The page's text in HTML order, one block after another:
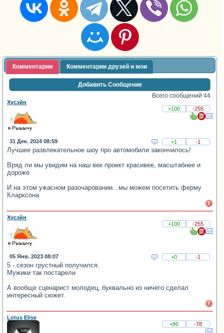
Комментарии Комментарии друзей и мои
Добавить Сообщение
Всего сообщений 44
Хусэйн
+100
-255
31 Дек. 2024 08:59 +1 -1
Лучшее развлекательное шоу про автомобили закончилось!
Вряд ли мы увидим на наш век проект красивее, масштабнее и
дороже.
И на этом ужасном разочаровании...мы можем посетить ферму
Кларксона
Хусэйн
+100
-255
05 Янв. 2023 08:07 +0 -1
5 - сезон грустный получился.
Мужики так постарели
А вообще сценарист молодец, буквально из ничего сделал
интересный сюжет.
Lotus Elise
+86
-78